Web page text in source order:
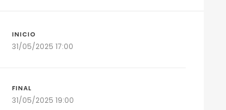
INICIO
31/05/2025 17:00
FINAL
31/05/2025 19:00